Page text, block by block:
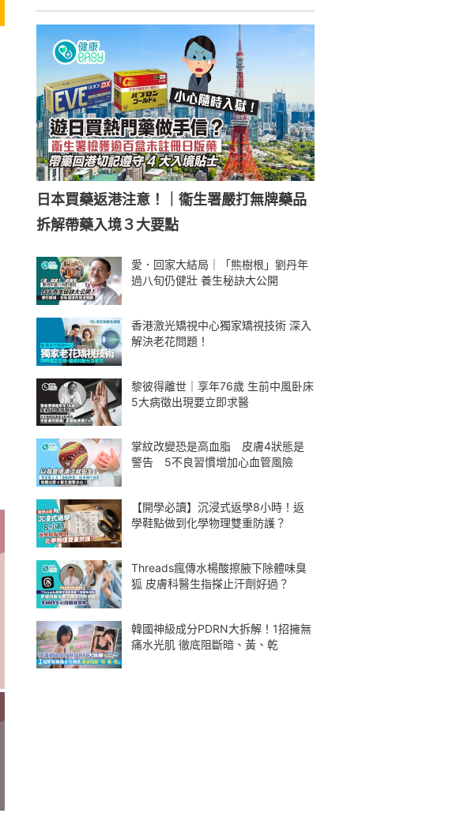
日本買藥返港注意！｜衞生署嚴打無牌藥品
拆解帶藥入境３大要點
愛．回家大結局｜「熊樹根」劉丹年
過八旬仍健壯 養生秘訣大公開
香港激光矯視中心獨家矯視技術 深入
解決老花問題！
黎彼得離世｜享年76歲 生前中風卧床
5大病徵出現要立即求醫
掌紋改變恐是高血脂 皮膚4狀態是
警告 5不良習慣增加心血管風險
【開學必讀】沉浸式返學8小時！返
學鞋點做到化學物理雙重防護？
Threads瘋傳水楊酸擦腋下除體味臭
狐 皮膚科醫生指搽止汗劑好過？
韓國神級成分PDRN大拆解！1招擁無
痛水光肌 徹底阻斷暗、黃、乾